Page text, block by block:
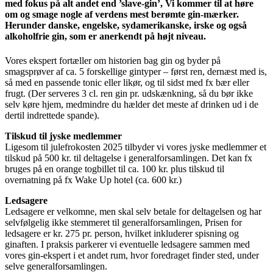
med fokus på alt andet end ’slave-gin’, Vi kommer til at høre
om og smage nogle af verdens mest berømte gin-mærker.
Herunder danske, engelske, sydamerikanske, irske og også
alkoholfrie gin, som er anerkendt på højt niveau.
Vores ekspert fortæller om historien bag gin og byder på
smagsprøver af ca. 5 forskellige gintyper – først ren, dernæst med is,
så med en passende tonic eller likør, og til sidst med fx bær eller
frugt. (Der serveres 3 cl. ren gin pr. udskænkning, så du bør ikke
selv køre hjem, medmindre du hælder det meste af drinken ud i de
dertil indrettede spande).
Tilskud til jyske medlemmer
Ligesom til julefrokosten 2025 tilbyder vi vores jyske medlemmer et
tilskud på 500 kr. til deltagelse i generalforsamlingen. Det kan fx
bruges på en orange togbillet til ca. 100 kr. plus tilskud til
overnatning på fx Wake Up hotel (ca. 600 kr.)
Ledsagere
Ledsagere er velkomne, men skal selv betale for deltagelsen og har
selvfølgelig ikke stemmeret til generalforsamlingen, Prisen for
ledsagere er kr. 275 pr. person, hvilket inkluderer spisning og
ginaften. I praksis parkerer vi eventuelle ledsagere sammen med
vores gin-ekspert i et andet rum, hvor foredraget finder sted, under
selve generalforsamlingen.